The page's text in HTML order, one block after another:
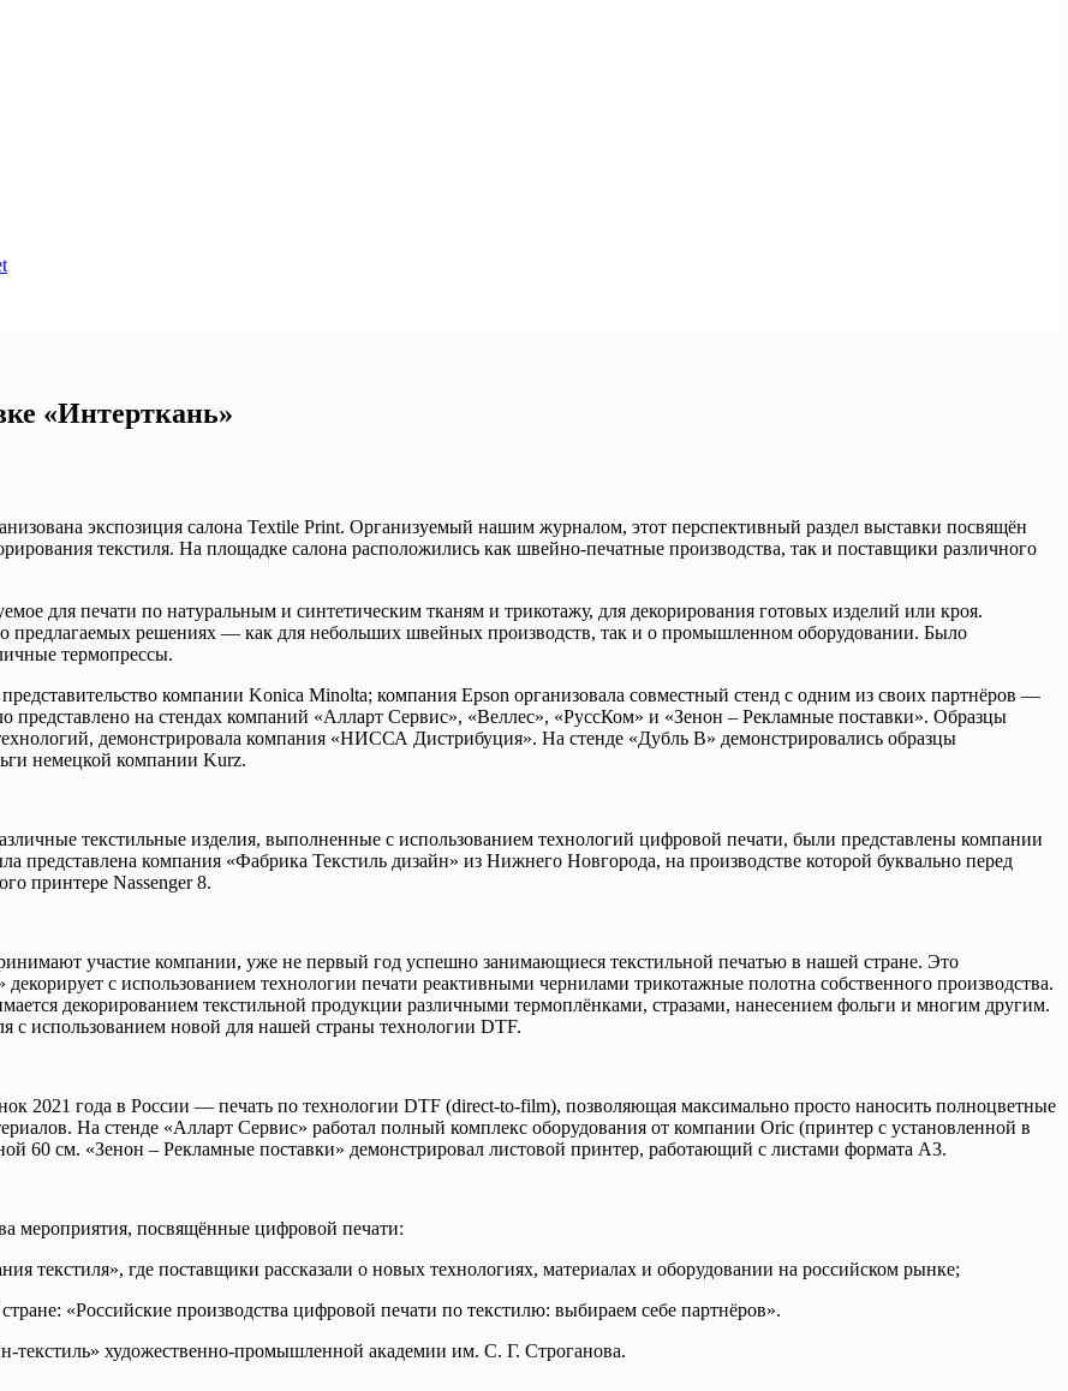
«Интерткань»
экспозиция салона Textile Print. Организуемый нашим журналом, этот перспективный раздел выставки посвящён
текстиля. На площадке салона расположились как швейно-печатные производства, так и поставщики различного
для печати по натуральным и синтетическим тканям и трикотажу, для декорирования готовых изделий или кроя.
о предлагаемых решениях — как для небольших швейных производств, так и о промышленном оборудовании. Было
термопрессы.
компании Konica Minolta; компания Epson организовала совместный стенд с одним из своих партнёров —
представлено на стендах компаний «Алларт Сервис», «Веллес», «РуссКом» и «Зенон – Рекламные поставки». Образцы
демонстрировала компания «НИССА Дистрибуция». На стенде «Дубль В» демонстрировались образцы
немецкой компании Kurz.
текстильные изделия, выполненные с использованием технологий цифровой печати, были представлены компании
компания «Фабрика Текстиль дизайн» из Нижнего Новгорода, на производстве которой буквально перед
принтере Nassenger 8.
участие компании, уже не первый год успешно занимающиеся текстильной печатью в нашей стране. Это
с использованием технологии печати реактивными чернилами трикотажные полотна собственного производства.
декорированием текстильной продукции различными термоплёнками, стразами, нанесением фольги и многим другим.
с использованием новой для нашей страны технологии DTF.
2021 года в России — печать по технологии DTF (direct-to-film), позволяющая максимально просто наносить полноцветные
На стенде «Алларт Сервис» работал полный комплекс оборудования от компании Oric (принтер с установленной в
см. «Зенон – Рекламные поставки» демонстрировал листовой принтер, работающий с листами формата А3.
мероприятия, посвящённые цифровой печати:
текстиля», где поставщики рассказали о новых технологиях, материалах и оборудовании на российском рынке;
«Российские производства цифровой печати по текстилю: выбираем себе партнёров».
текстиль» художественно-промышленной академии им. С. Г. Строганова.